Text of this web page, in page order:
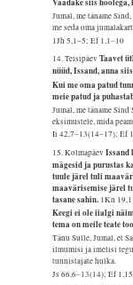
Vaadake siis
Jumal, me täname
me seda oma
1Jh 5,1–5; Ef 1,1–10
14. TeisipäevTaavet
nüüd, Issand, anna
Kui me oma patud
meie patud ja
Jumal, me täname
eksimustele, mida
Ii 42,7–13(14–17); Ef
15. KolmapäevIssand
mägesid ja purustas
tuule järel tuli
maavärisemise järel
tasane sahin. 1Kn
Keegi ei ole iialgi
tema on meile teate
Tänu Sulle, Jumal, et
ilmumisi ja imelisi
tunnistajate hulka.
Js 66,6–13(14); Ef